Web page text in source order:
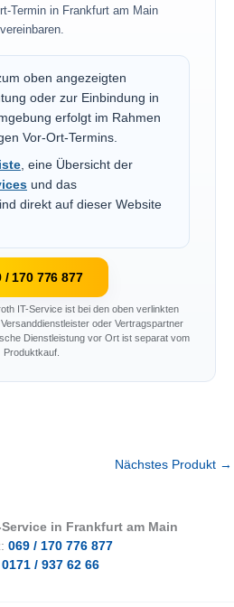
Termin in Frankfurt am Main
vereinbaren.
oben angezeigten
oder zur Einbindung in
erfolgt im Rahmen
Vor-Ort-Termins.
, eine Übersicht der
und das
direkt auf dieser Website
/ 170 776 877
IT-Service ist bei den oben verlinkten
oder Vertragspartner
Dienstleistung vor Ort ist separat vom
Produktkauf.
Nächstes Produkt →
Service in Frankfurt am Main
069 / 170 776 877
0171 / 937 62 66